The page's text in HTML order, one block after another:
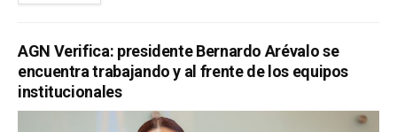
AGN Verifica: presidente Bernardo Arévalo se
encuentra trabajando y al frente de los equipos
institucionales